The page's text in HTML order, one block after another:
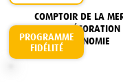
COMPTOIR DE LA
MODE - DÉCORATION
GASTRONOMIE
PROGRAMME
FIDÉLITÉ